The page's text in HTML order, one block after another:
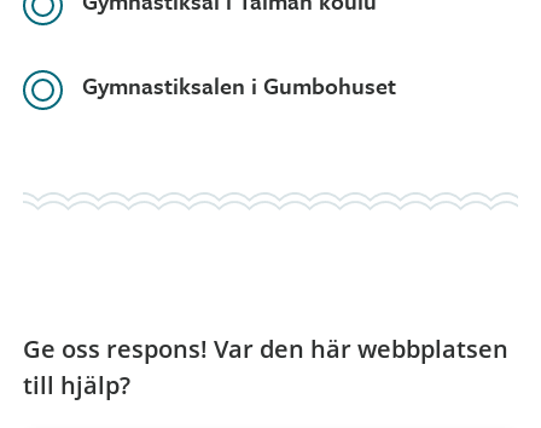
Gymnastiksalen i Gumbohuset
Ge oss respons! Var den här webbplatsen
till hjälp?